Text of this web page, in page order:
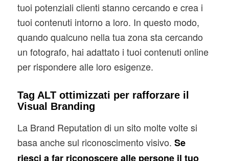
tuoi potenziali clienti stanno cercando e crea i
tuoi contenuti intorno a loro. In questo modo,
quando qualcuno nella tua zona sta cercando
un fotografo, hai adattato i tuoi contenuti online
per rispondere alle loro esigenze.
Tag ALT ottimizzati per rafforzare il
Visual Branding
La Brand Reputation di un sito molte volte si
basa anche sul riconoscimento visivo. Se
riesci a far riconoscere alle persone il tuo